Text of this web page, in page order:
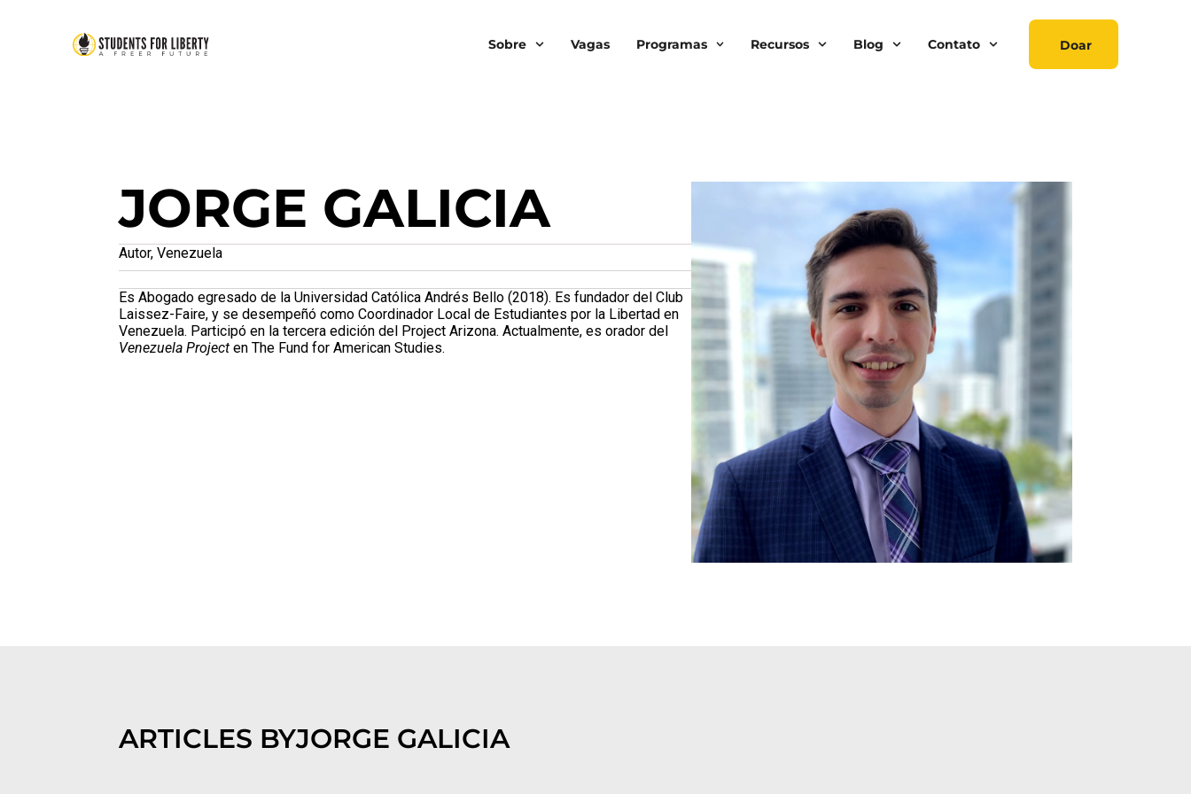
Sobre Vagas Programas Recursos Blog Contato Doar
JORGE GALICIA
Autor, Venezuela
Es Abogado egresado de la Universidad Católica Andrés Bello (2018). Es fundador del Club
Laissez-Faire, y se desempeñó como Coordinador Local de Estudiantes por la Libertad en
Venezuela. Participó en la tercera edición del Project Arizona. Actualmente, es orador del
Venezuela Project en The Fund for American Studies.
ARTICLES BYJORGE GALICIA